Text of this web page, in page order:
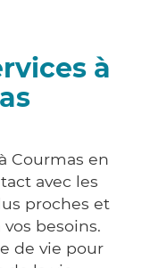
à
Courmas en
avec les
proches et
besoins.
de vie pour